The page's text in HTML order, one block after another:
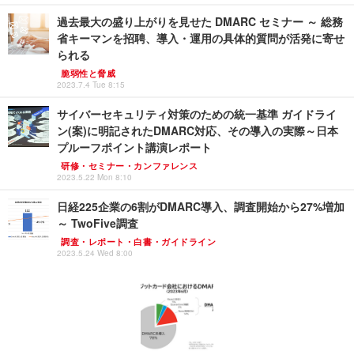
過去最大の盛り上がりを見せた DMARC セミナー ～ 総務
省キーマンを招聘、導入・運用の具体的質問が活発に寄せ
られる
脆弱性と脅威
2023.7.4 Tue 8:15
サイバーセキュリティ対策のための統一基準 ガイドライ
ン(案)に明記されたDMARC対応、その導入の実際～日本
プルーフポイント講演レポート
研修・セミナー・カンファレンス
2023.5.22 Mon 8:10
日経225企業の6割がDMARC導入、調査開始から27%増加
～ TwoFive調査
調査・レポート・白書・ガイドライン
2023.5.24 Wed 8:00